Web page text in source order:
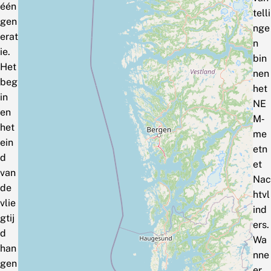
één
gen
erat
ie.
Het
beg
in
en
het
ein
d
van
de
vlie
gtij
d
han
gen
telli
nge
n
bin
nen
het
NE
M‑
me
etn
et
Nac
htvl
ind
ers.
Wa
nne